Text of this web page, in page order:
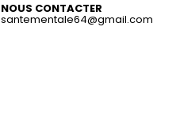
NOUS CONTACTER
santementale64@gmail.com